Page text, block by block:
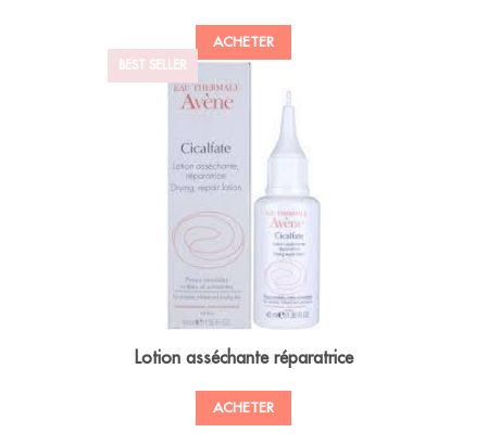
ACHETER
BEST SELLER
Lotion asséchante réparatrice
ACHETER